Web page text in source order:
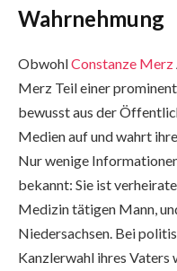
Wahrnehmung
ObwohlConstanze Merz
Merz Teil einer
bewusst aus der
Medien auf und wahrt
Nur wenige
bekannt: Sie ist
Medizin tätigen Mann,
Niedersachsen. Bei
Kanzlerwahl ihres Vaters